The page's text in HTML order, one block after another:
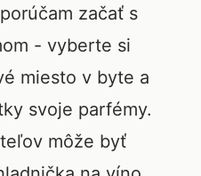
začať s
- vyberte si
miesto v byte a
svoje parfémy.
môže byť